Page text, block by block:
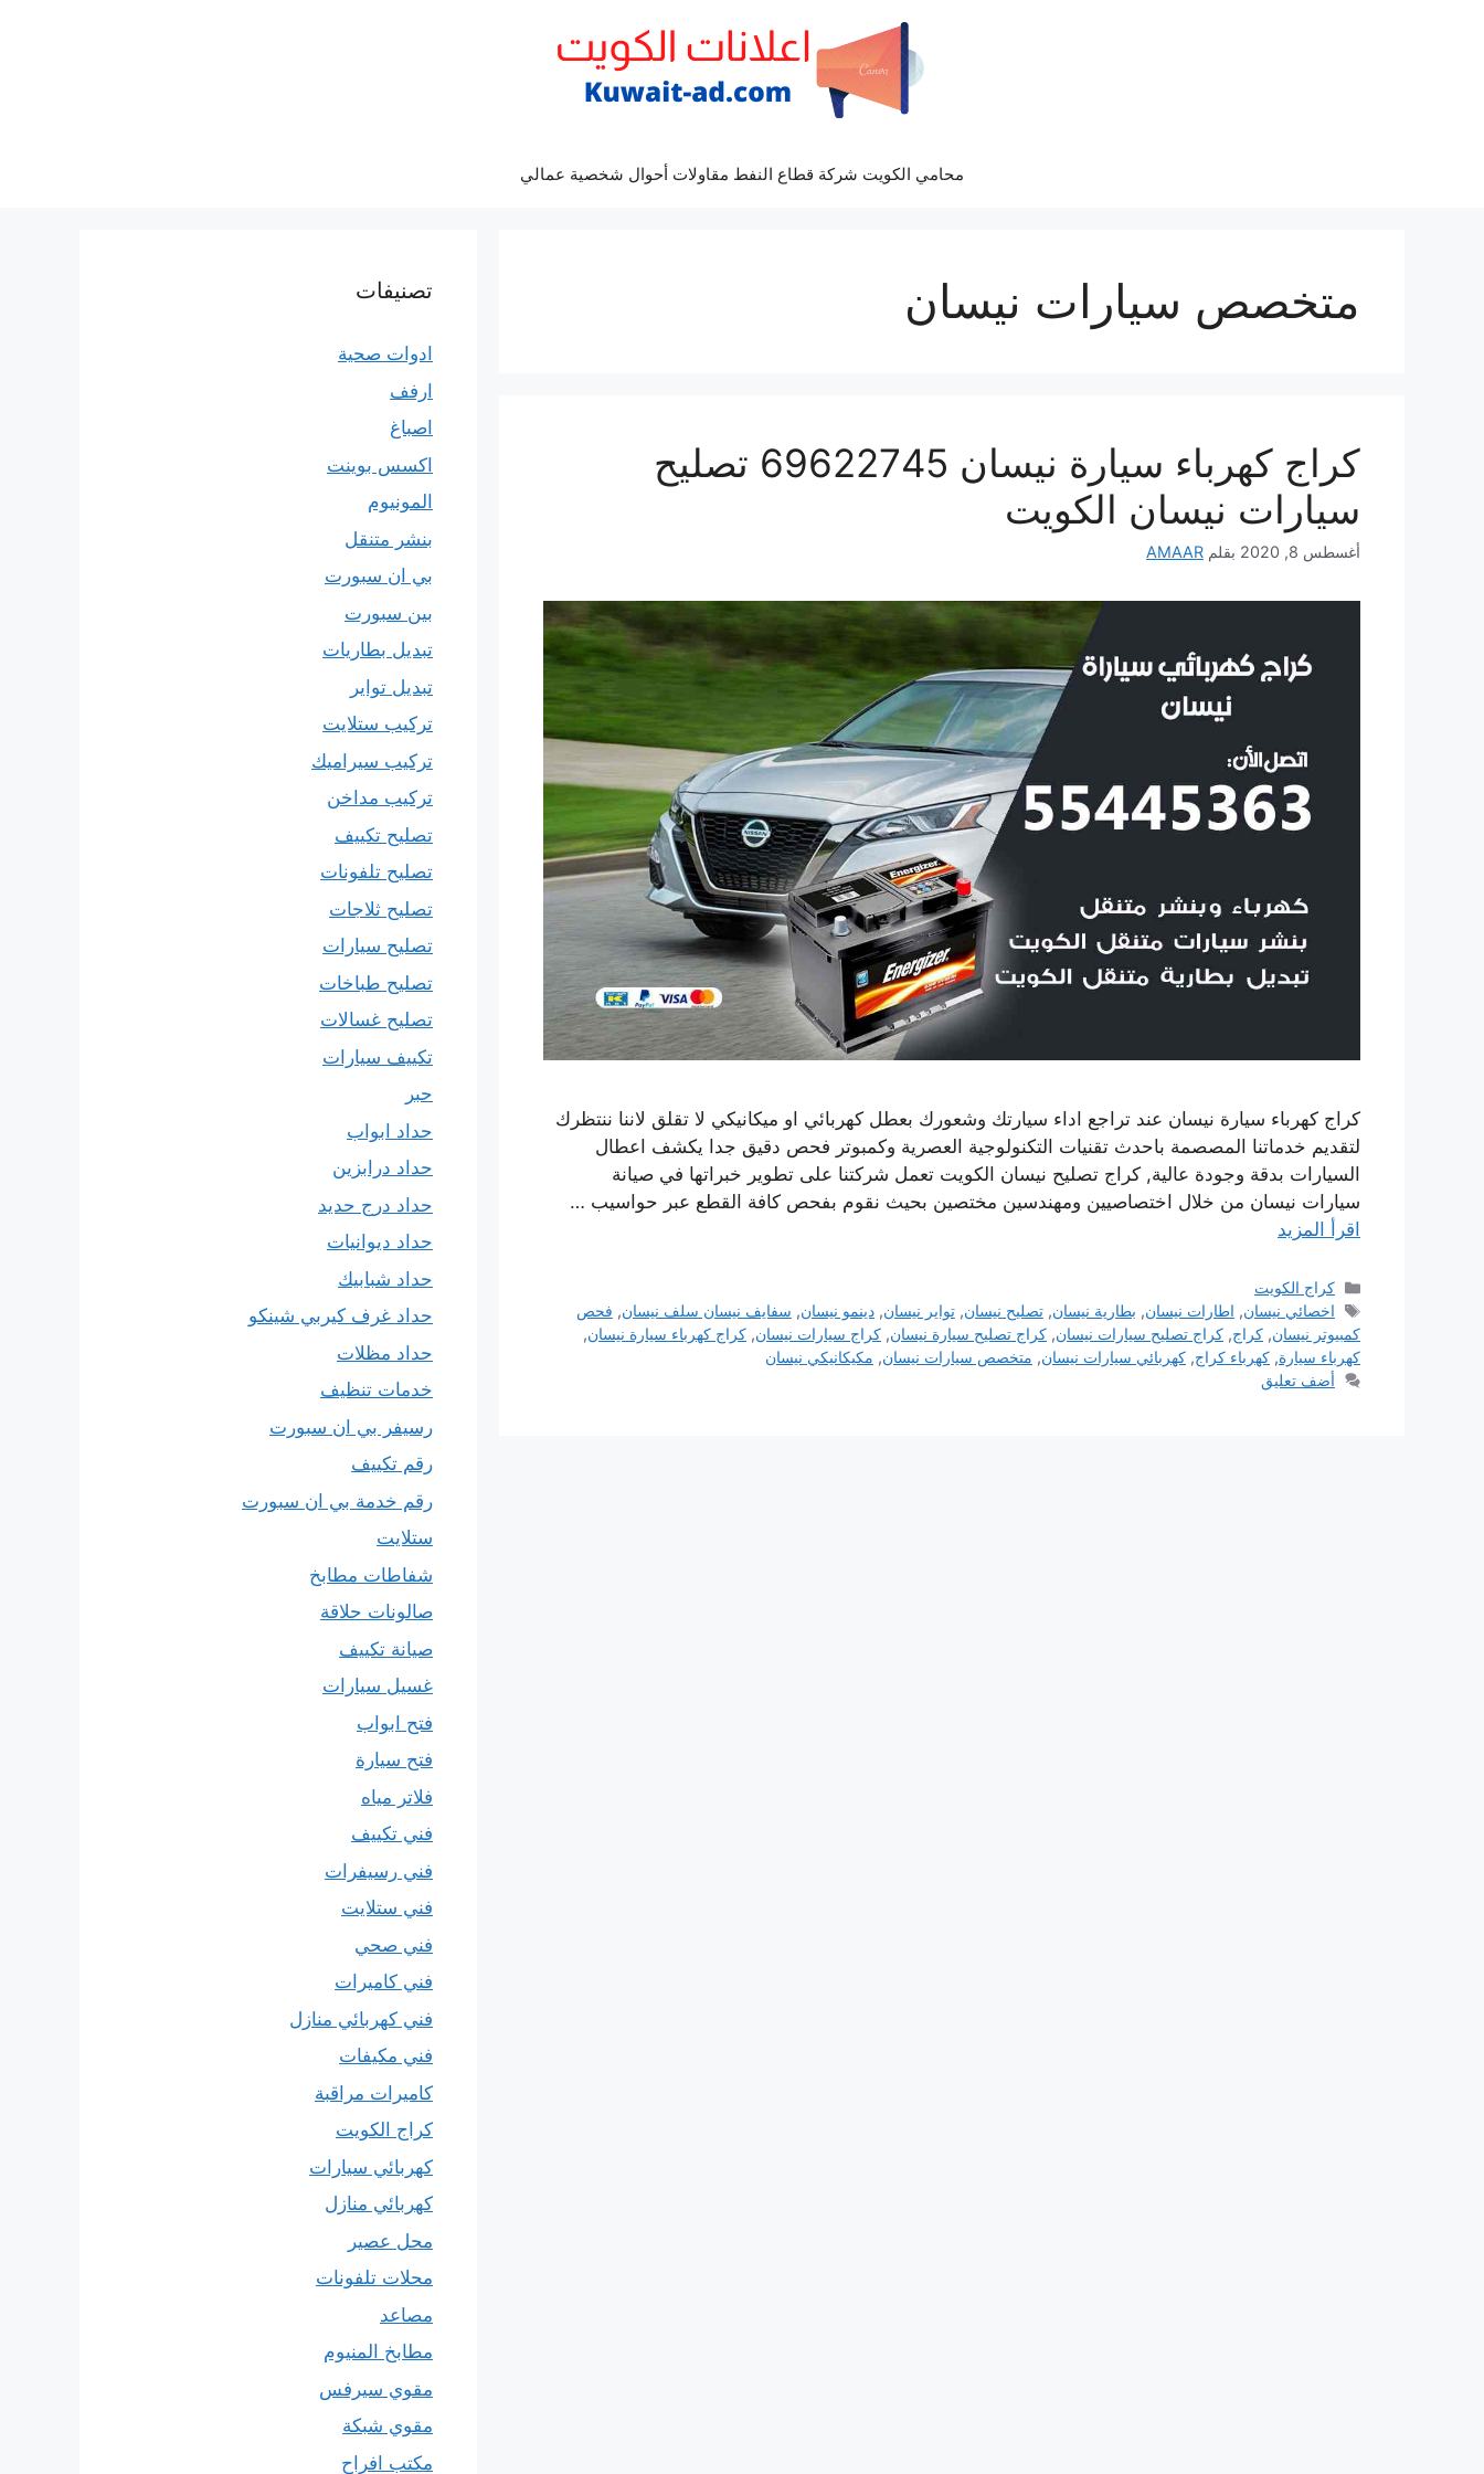
محامي الكويت شركة قطاع النفط مقاولات أحوال شخصية عمالي
متخصص سيارات نيسان
كراج كهرباء سيارة نيسان 69622745 تصليح
سيارات نيسان الكويت
أغسطس 8, 2020 بقلم AMAAR
كراج كهرباء سيارة نيسان عند تراجع اداء سيارتك وشعورك بعطل كهربائي او ميكانيكي لا تقلق لاننا ننتظرك
لتقديم خدماتنا المصصمة باحدث تقنيات التكنولوجية العصرية وكمبوتر فحص دقيق جدا يكشف اعطال
السيارات بدقة وجودة عالية, كراج تصليح نيسان الكويت تعمل شركتنا على تطوير خبراتها في صيانة
سيارات نيسان من خلال اختصاصيين ومهندسين مختصين بحيث نقوم بفحص كافة القطع عبر حواسيب …
اقرأ المزيد
التصنيفات
كراج الكويت
الوسوم
اخصائي نيسان, اطارات نيسان, بطارية نيسان,تصليح نيسان,تواير نيسان,دينمو نيسان, سفايف نيسان سلف نيسان, فحص
كمبيوتر نيسان, كراج, كراج تصليح سيارات نيسان, كراج تصليح سيارة نيسان, كراج سيارات نيسان, كراج كهرباء سيارة نيسان,
كهرباء سيارة, كهرباء كراج, كهربائي سيارات نيسان, متخصص سيارات نيسان, مكيكانيكي نيسان
أضف تعليق
تصنيفات
ادوات صحية
ارفف
اصباغ
اكسس بوينت
المونيوم
بنشر متنقل
بي ان سبورت
بين سبورت
تبديل بطاريات
تبديل تواير
تركيب ستلايت
تركيب سيراميك
تركيب مداخن
تصليح تكييف
تصليح تلفونات
تصليح ثلاجات
تصليح سيارات
تصليح طباخات
تصليح غسالات
تكييف سيارات
حبر
حداد ابواب
حداد درابزين
حداد درج حديد
حداد ديوانيات
حداد شبابيك
حداد غرف كيربي شينكو
حداد مظلات
خدمات تنظيف
رسيفر بي ان سبورت
رقم تكييف
رقم خدمة بي ان سبورت
ستلايت
شفاطات مطابخ
صالونات حلاقة
صيانة تكييف
غسيل سيارات
فتح ابواب
فتح سيارة
فلاتر مياه
فني تكييف
فني رسيفرات
فني ستلايت
فني صحي
فني كاميرات
فني كهربائي منازل
فني مكيفات
كاميرات مراقبة
كراج الكويت
كهربائي سيارات
كهربائي منازل
محل عصير
محلات تلفونات
مصاعد
مطابخ المنيوم
مقوي سيرفس
مقوي شبكة
مكتب افراح